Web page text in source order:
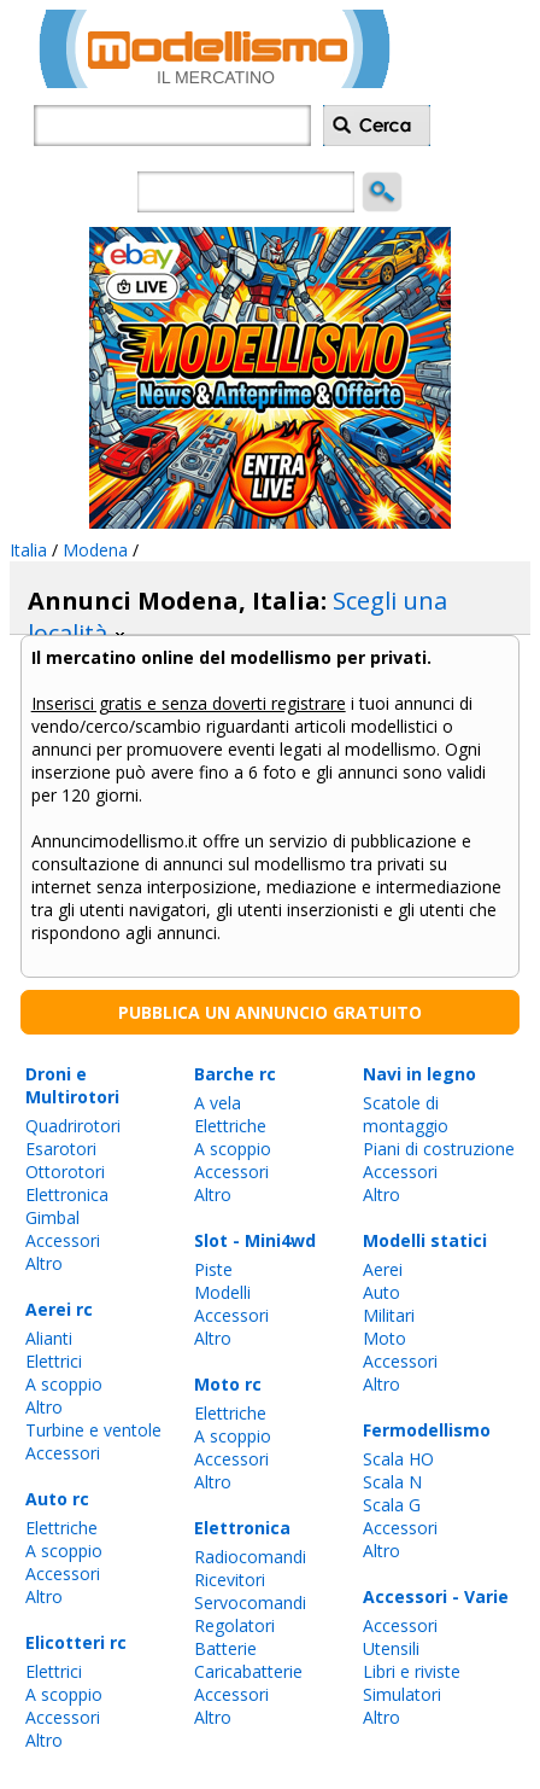
Italia / Modena /
Annunci Modena, Italia: Scegli una
località
Il mercatino online del modellismo per privati.
Inserisci gratis e senza doverti registrare i tuoi annunci di
vendo/cerco/scambio riguardanti articoli modellistici o
annunci per promuovere eventi legati al modellismo. Ogni
inserzione può avere fino a 6 foto e gli annunci sono validi
per 120 giorni.
Annuncimodellismo.it offre un servizio di pubblicazione e
consultazione di annunci sul modellismo tra privati su
internet senza interposizione, mediazione e intermediazione
tra gli utenti navigatori, gli utenti inserzionisti e gli utenti che
rispondono agli annunci.
PUBBLICA UN ANNUNCIO GRATUITO
Droni e
Multirotori
Quadrirotori
Esarotori
Ottorotori
Elettronica
Gimbal
Accessori
Altro
Aerei rc
Alianti
Elettrici
A scoppio
Altro
Turbine e ventole
Accessori
Auto rc
Elettriche
A scoppio
Accessori
Altro
Elicotteri rc
Elettrici
A scoppio
Accessori
Altro
Barche rc
A vela
Elettriche
A scoppio
Accessori
Altro
Slot - Mini4wd
Piste
Modelli
Accessori
Altro
Moto rc
Elettriche
A scoppio
Accessori
Altro
Elettronica
Radiocomandi
Ricevitori
Servocomandi
Regolatori
Batterie
Caricabatterie
Accessori
Altro
Navi in legno
Scatole di
montaggio
Piani di costruzione
Accessori
Altro
Modelli statici
Aerei
Auto
Militari
Moto
Accessori
Altro
Fermodellismo
Scala HO
Scala N
Scala G
Accessori
Altro
Accessori - Varie
Accessori
Utensili
Libri e riviste
Simulatori
Altro